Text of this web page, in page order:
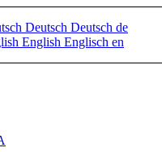
Deutsch Deutsch de
English Englisch en